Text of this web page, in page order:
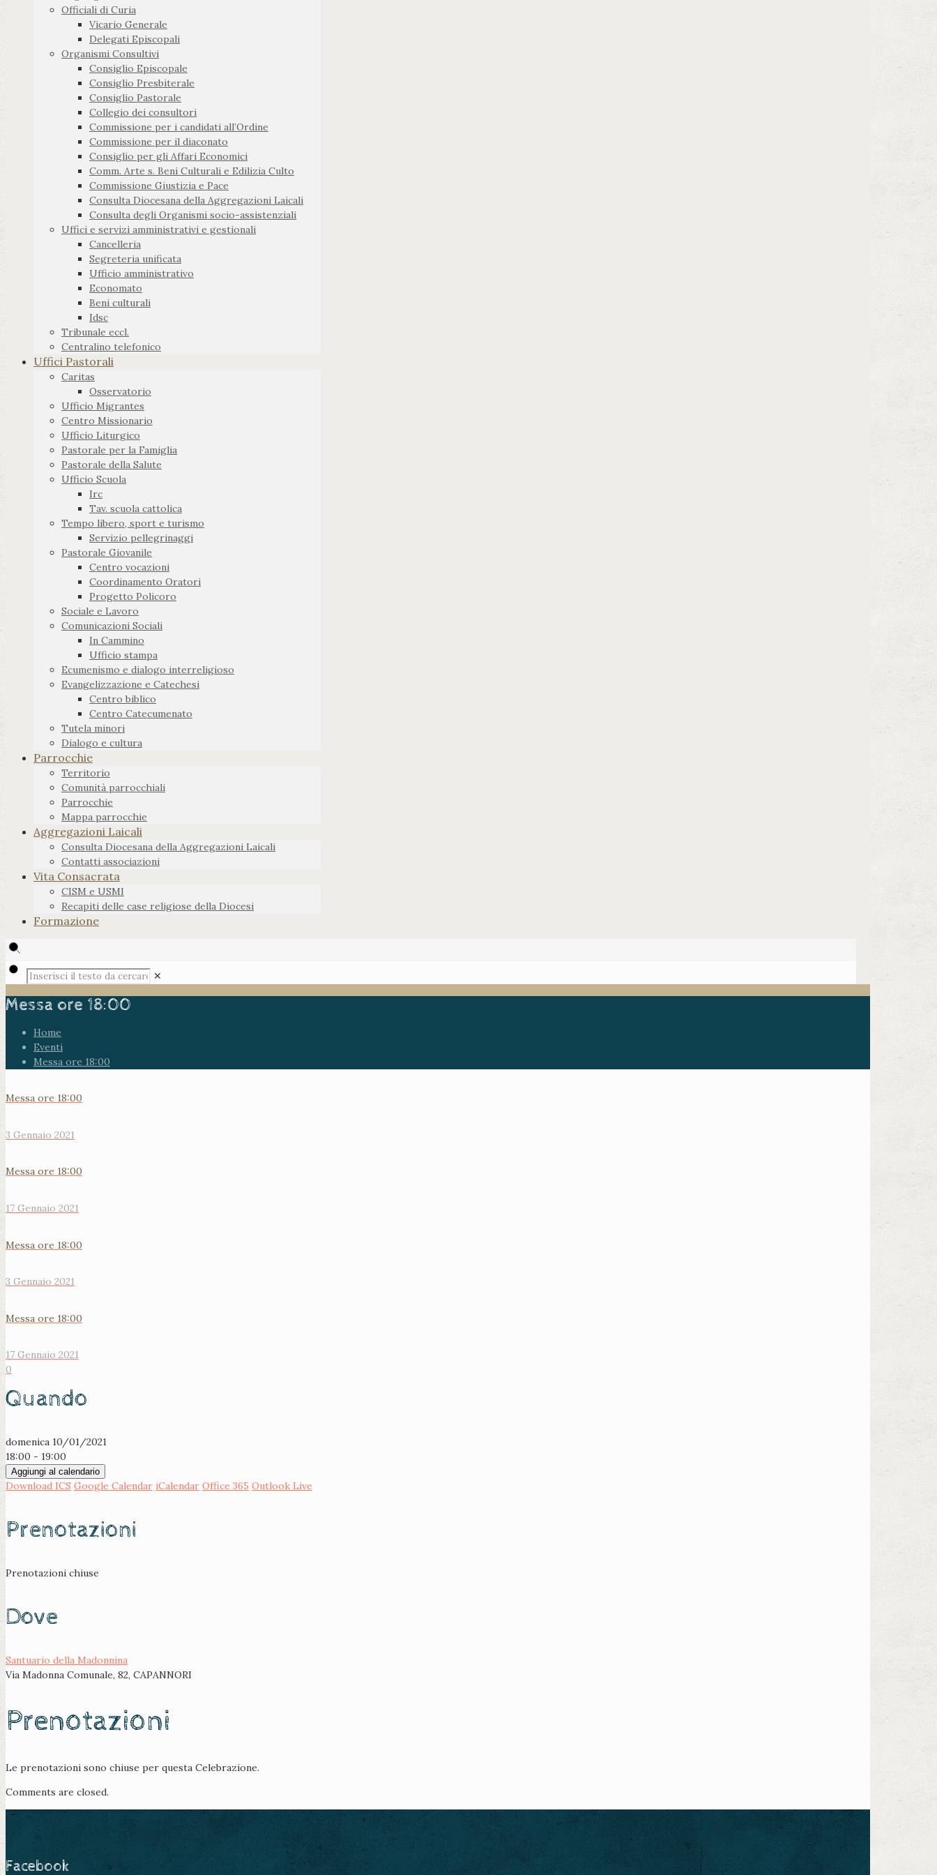
Officiali di Curia
Vicario Generale
Delegati Episcopali
Organismi Consultivi
Consiglio Episcopale
Consiglio Presbiterale
Consiglio Pastorale
Collegio dei consultori
Commissione per i candidati all’Ordine
Commissione per il diaconato
Consiglio per gli Affari Economici
Comm. Arte s. Beni Culturali e Edilizia Culto
Commissione Giustizia e Pace
Consulta Diocesana della Aggregazioni Laicali
Consulta degli Organismi socio-assistenziali
Uffici e servizi amministrativi e gestionali
Cancelleria
Segreteria unificata
Ufficio amministrativo
Economato
Beni culturali
Idsc
Tribunale eccl.
Centralino telefonico
Uffici Pastorali
Caritas
Osservatorio
Ufficio Migrantes
Centro Missionario
Ufficio Liturgico
Pastorale per la Famiglia
Pastorale della Salute
Ufficio Scuola
Irc
Tav. scuola cattolica
Tempo libero, sport e turismo
Servizio pellegrinaggi
Pastorale Giovanile
Centro vocazioni
Coordinamento Oratori
Progetto Policoro
Sociale e Lavoro
Comunicazioni Sociali
In Cammino
Ufficio stampa
Ecumenismo e dialogo interreligioso
Evangelizzazione e Catechesi
Centro biblico
Centro Catecumenato
Tutela minori
Dialogo e cultura
Parrocchie
Territorio
Comunità parrocchiali
Parrocchie
Mappa parrocchie
Aggregazioni Laicali
Consulta Diocesana della Aggregazioni Laicali
Contatti associazioni
Vita Consacrata
CISM e USMI
Recapiti delle case religiose della Diocesi
Formazione
✕
Messa ore 18:00
Home
Eventi
Messa ore 18:00
Messa ore 18:00
3 Gennaio 2021
Messa ore 18:00
17 Gennaio 2021
Messa ore 18:00
3 Gennaio 2021
Messa ore 18:00
17 Gennaio 2021
0
Quando
domenica 10/01/2021
18:00 - 19:00
Aggiungi al calendario
Download ICS Google Calendar iCalendar Office 365 Outlook Live
Prenotazioni
Prenotazioni chiuse
Dove
Santuario della Madonnina
Via Madonna Comunale, 82, CAPANNORI
Prenotazioni
Le prenotazioni sono chiuse per questa Celebrazione.
Comments are closed.
Facebook